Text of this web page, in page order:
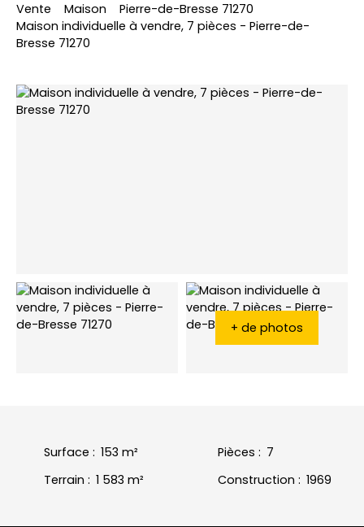
Vente Maison
Pierre-de-Bresse 71270
Maison individuelle à vendre, 7 pièces - Pierre-de-
Bresse 71270
+ de photos
Surface : 153 m² Pièces : 7
Terrain : 1 583 m² Construction : 1969